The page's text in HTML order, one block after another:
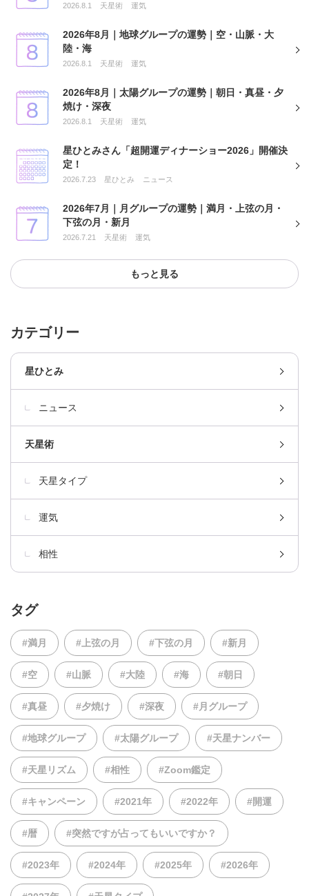
2026.8.1 天星術 運気
2026年8月｜地球グループの運勢｜空・山脈・大
陸・海
2026.8.1 天星術 運気
2026年8月｜太陽グループの運勢｜朝日・真昼・夕
焼け・深夜
2026.8.1 天星術 運気
星ひとみさん「超開運ディナーショー2026」開催決
定！
2026.7.23 星ひとみ ニュース
2026年7月｜月グループの運勢｜満月・上弦の月・
下弦の月・新月
2026.7.21 天星術 運気
もっと見る
カテゴリー
星ひとみ
ニュース
天星術
天星タイプ
運気
相性
タグ
#満月 #上弦の月 #下弦の月 #新月
#空 #山脈 #大陸 #海 #朝日
#真昼 #夕焼け #深夜 #月グループ
#地球グループ #太陽グループ #天星ナンバー
#天星リズム #相性 #Zoom鑑定
#キャンペーン #2021年 #2022年 #開運
#暦 #突然ですが占ってもいいですか？
#2023年 #2024年 #2025年 #2026年